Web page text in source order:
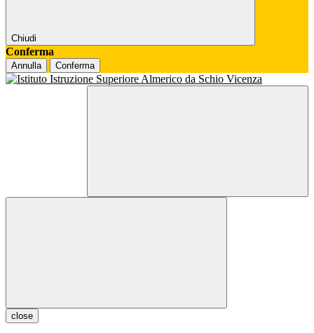
Chiudi
Conferma
Annulla Conferma
close